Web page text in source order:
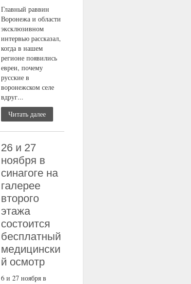
Главный раввин
Воронежа и области
эксклюзивном
интервью рассказал,
когда в нашем
регионе появились
евреи, почему
русские в
воронежском селе
вдруг...
Читать далее
26 и 27
ноября в
синагоге на
галерее
второго
этажа
состоится
бесплатный
медицински
й осмотр
6 и 27 ноября в